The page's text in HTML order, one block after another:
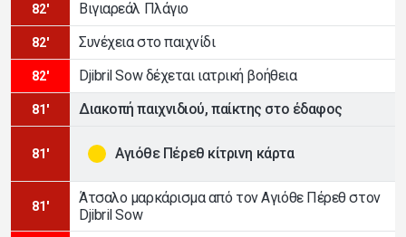
82' Βιγιαρεάλ Πλάγιο
82' Συνέχεια στο παιχνίδι
82' Djibril Sow δέχεται ιατρική βοήθεια
81' Διακοπή παιχνιδιού, παίκτης στο έδαφος
81' Αγιόθε Πέρεθ κίτρινη κάρτα
81'
Άτσαλο μαρκάρισμα από τον Αγιόθε Πέρεθ στον
Djibril Sow